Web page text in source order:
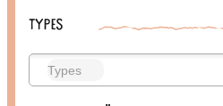
TYPES